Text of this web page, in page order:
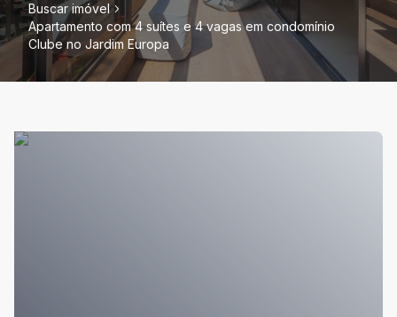
Buscar imóvel
Apartamento com 4 suítes e 4 vagas em condomínio
Clube no Jardim Europa